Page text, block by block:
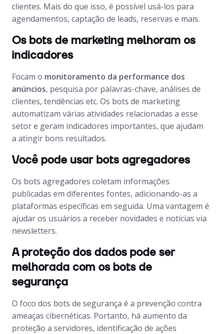
clientes. Mais do que isso, é possível usá-los para
agendamentos, captação de leads, reservas e mais.
Os bots de marketing melhoram os
indicadores
Focam o monitoramento da performance dos
anúncios, pesquisa por palavras-chave, análises de
clientes, tendências etc. Os bots de marketing
automatizam várias atividades relacionadas a esse
setor e geram indicadores importantes, que ajudam
a atingir bons resultados.
Você pode usar bots agregadores
Os bots agregadores coletam informações
publicadas em diferentes fontes, adicionando-as a
plataformas específicas em seguida. Uma vantagem é
ajudar os usuários a receber novidades e notícias via
newsletters.
A proteção dos dados pode ser
melhorada com os bots de
segurança
O foco dos bots de segurança é a prevenção contra
ameaças cibernéticas. Portanto, há aumento da
proteção a servidores, identificação de ações